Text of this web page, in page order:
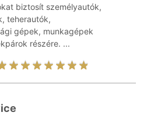
biztosít személyautók,
teherautók,
gépek, munkagépek
részére. ...